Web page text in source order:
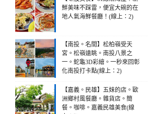
鮮美味不踩雷，便宜大碗的在
地人氣海鮮餐廳！(線上：2)
【南投。名間】松柏嶺受天
宮。松嶺遠眺。南投八景之
一。蛇龜3D彩繪。一秒來回彰
化南投打卡點(線上：2)
【嘉義。民雄】五妹的店。歐
洲鄉村風餐廳。雜貨店。簡
餐。咖啡。嘉義民雄美食(線